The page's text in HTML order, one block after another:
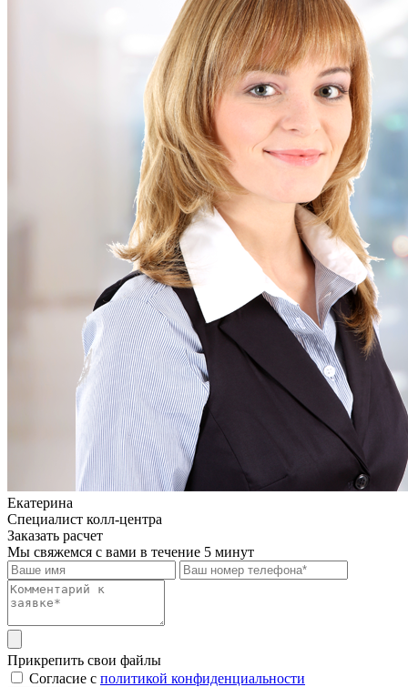
Екатерина
Специалист колл-центра
Заказать расчет
Мы свяжемся с вами в течение 5 минут
Прикрепить свои файлы
Cогласие с политикой конфиденциальности